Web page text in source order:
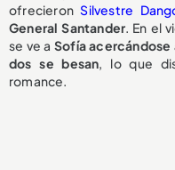
ofrecieronSilvestre
General Santander. En el
se ve a Sofía acercándose
dos se besan, lo que
romance.